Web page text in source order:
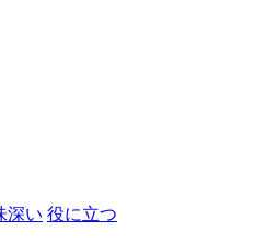
深い 役に立つ